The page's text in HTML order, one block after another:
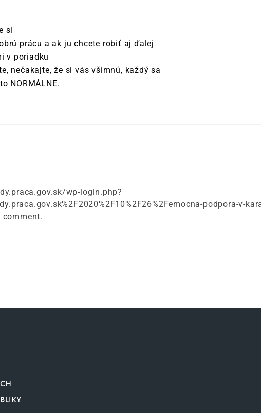
si
prácu a ak ju chcete robiť aj ďalej
v poriadku
nečakajte, že si vás všimnú, každý sa
NORMÁLNE.
wp-login.php?
podpora-v-
comment.